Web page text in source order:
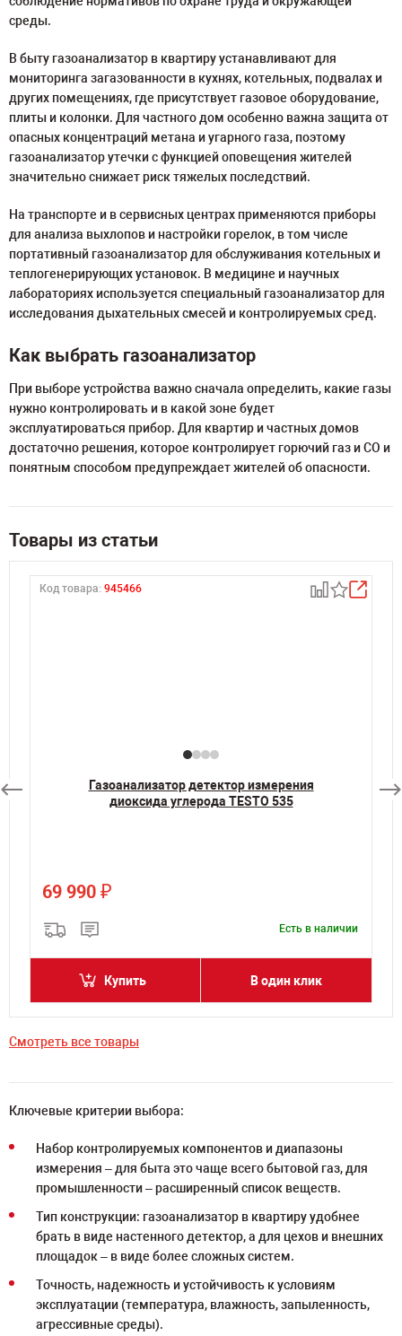
среды.
В быту газоанализатор в квартиру устанавливают для
мониторинга загазованности в кухнях, котельных, подвалах и
других помещениях, где присутствует газовое оборудование,
плиты и колонки. Для частного дом особенно важна защита от
опасных концентраций метана и угарного газа, поэтому
газоанализатор утечки с функцией оповещения жителей
значительно снижает риск тяжелых последствий.
На транспорте и в сервисных центрах применяются приборы
для анализа выхлопов и настройки горелок, в том числе
портативный газоанализатор для обслуживания котельных и
теплогенерирующих установок. В медицине и научных
лабораториях используется специальный газоанализатор для
исследования дыхательных смесей и контролируемых сред.
Как выбрать газоанализатор
При выборе устройства важно сначала определить, какие газы
нужно контролировать и в какой зоне будет
эксплуатироваться прибор. Для квартир и частных домов
достаточно решения, которое контролирует горючий газ и CO и
понятным способом предупреждает жителей об опасности.
Товары из статьи
Код товара: 945466
Газоанализатор детектор измерения
диоксида углерода TESTO 535
69 990 ₽
Есть в наличии
Купить В один клик
Смотреть все товары
Ключевые критерии выбора:
Набор контролируемых компонентов и диапазоны
измерения – для быта это чаще всего бытовой газ, для
промышленности – расширенный список веществ.
Тип конструкции: газоанализатор в квартиру удобнее
брать в виде настенного детектор, а для цехов и внешних
площадок – в виде более сложных систем.
Точность, надежность и устойчивость к условиям
эксплуатации (температура, влажность, запыленность,
агрессивные среды).